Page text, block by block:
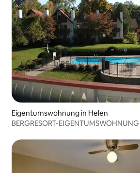
Eigentumswohnung in Helen
BERGRESORT-